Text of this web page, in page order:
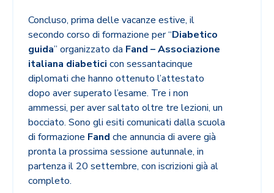
Concluso, prima delle vacanze estive, il
secondo corso di formazione per “Diabetico
guida” organizzato da Fand – Associazione
italiana diabetici con sessantacinque
diplomati che hanno ottenuto l’attestato
dopo aver superato l’esame. Tre i non
ammessi, per aver saltato oltre tre lezioni, un
bocciato. Sono gli esiti comunicati dalla scuola
di formazione Fand che annuncia di avere già
pronta la prossima sessione autunnale, in
partenza il 20 settembre, con iscrizioni già al
completo.